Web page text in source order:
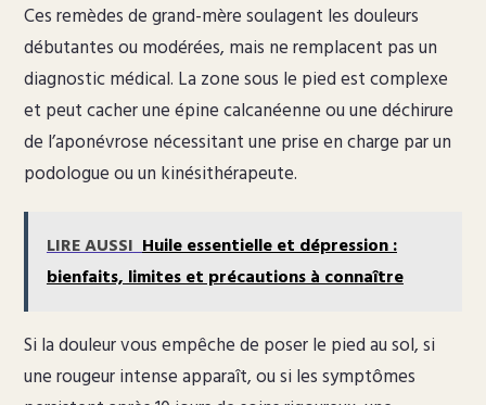
Ces remèdes de grand-mère soulagent les douleurs
débutantes ou modérées, mais ne remplacent pas un
diagnostic médical. La zone sous le pied est complexe
et peut cacher une épine calcanéenne ou une déchirure
de l’aponévrose nécessitant une prise en charge par un
podologue ou un kinésithérapeute.
LIRE AUSSI Huile essentielle et dépression :
bienfaits, limites et précautions à connaître
Si la douleur vous empêche de poser le pied au sol, si
une rougeur intense apparaît, ou si les symptômes